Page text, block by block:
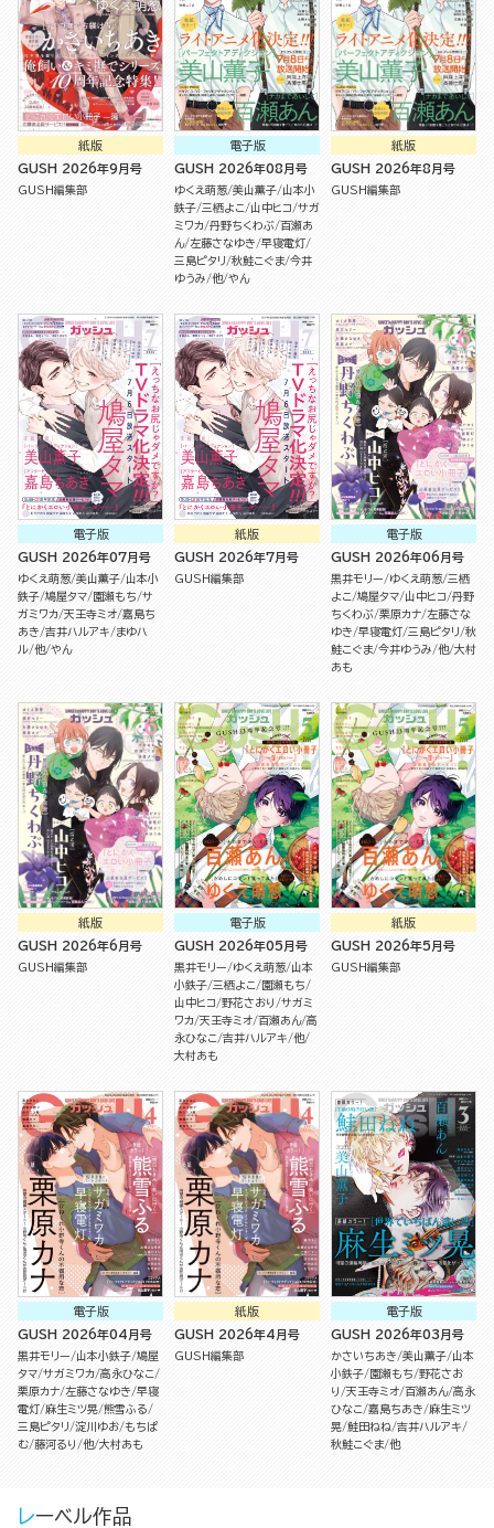
紙版
GUSH 2026年9月号
GUSH編集部
電子版
GUSH 2026年08月号
ゆくえ萌葱 美山薫子 山本小
鉄子 三栖よこ 山中ヒコ サガ
ミワカ 丹野ちくわぶ 百瀬あ
ん 左藤さなゆき 早寝電灯
三島ピタリ 秋鮭こぐま 今井
ゆうみ 他 やん
紙版
GUSH 2026年8月号
GUSH編集部
電子版
GUSH 2026年07月号
ゆくえ萌葱 美山薫子 山本小
鉄子 鳩屋タマ 園瀬もち サ
ガミワカ 天王寺ミオ 嘉島ち
あき 吉井ハルアキ
まゆハ
ル 他 やん
紙版
GUSH 2026年7月号
GUSH編集部
電子版
GUSH 2026年06月号
黒井モリー ゆくえ萌葱 三栖
よこ 鳩屋タマ 山中ヒコ 丹野
ちくわぶ 栗原カナ 左藤さな
ゆき 早寝電灯 三島ピタリ 秋
鮭こぐま 今井ゆうみ 他 大村
あも
紙版
GUSH 2026年6月号
GUSH編集部
電子版
GUSH 2026年05月号
黒井モリー ゆくえ萌葱 山本
小鉄子 三栖よこ
園瀬もち
山中ヒコ 野花さおり
サガミ
ワカ 天王寺ミオ 百瀬あん 高
永ひなこ 吉井ハルアキ 他
大村あも
紙版
GUSH 2026年5月号
GUSH編集部
電子版
GUSH 2026年04月号
黒井モリー 山本小鉄子 鳩屋
タマ サガミワカ 高永ひなこ
栗原カナ 左藤さなゆき 早寝
電灯 麻生ミツ晃 熊雪ふる
三島ピタリ 淀川ゆお もちぱ
む 藤河るり 他 大村あも
紙版
GUSH 2026年4月号
GUSH編集部
電子版
GUSH 2026年03月号
かさいちあき 美山薫子 山本
小鉄子 園瀬もち 野花さお
り
天王寺ミオ 百瀬あん 高永
ひなこ 嘉島ちあき 麻生ミツ
晃 鮭田ねね 吉井ハルアキ
秋鮭こぐま 他
レーベル作品